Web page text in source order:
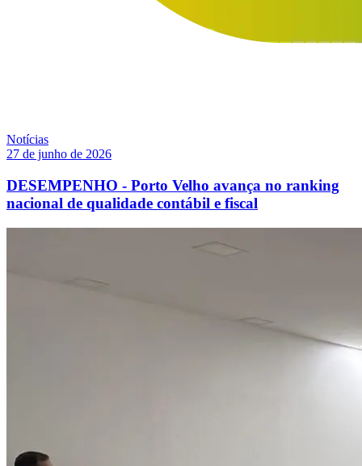
Notícias
27 de junho de 2026
DESEMPENHO - Porto Velho avança no ranking
nacional de qualidade contábil e fiscal